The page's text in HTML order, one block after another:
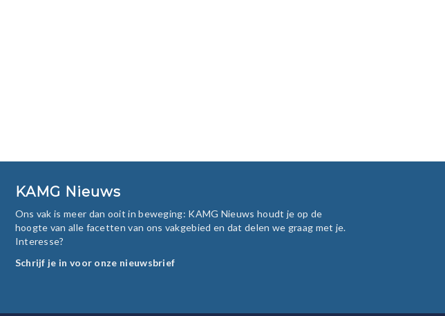
KAMG Nieuws
Ons vak is meer dan ooit in beweging: KAMG Nieuws houdt je op de
hoogte van alle facetten van ons vakgebied en dat delen we graag met je.
Interesse?
Schrijf je in voor onze nieuwsbrief